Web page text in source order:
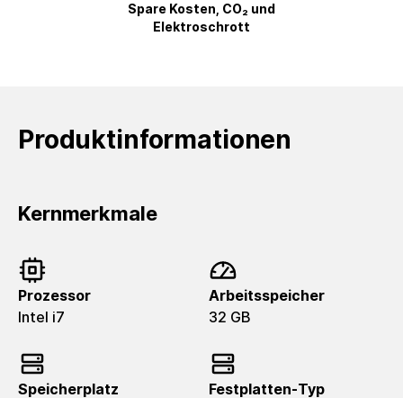
Spare Kosten, CO₂ und
Elektroschrott
Produktinformationen
Kernmerkmale
Prozessor
Intel i7
Arbeitsspeicher
32 GB
Speicherplatz Festplatten-Typ